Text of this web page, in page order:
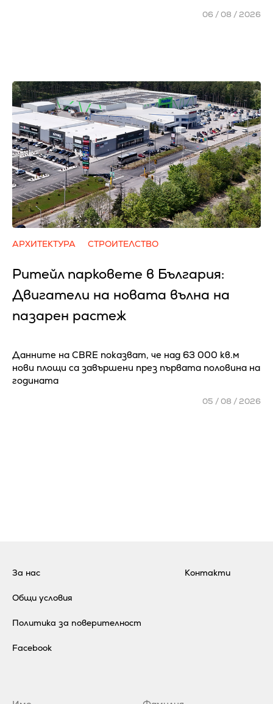
06 / 08 / 2026
АРХИТЕКТУРА СТРОИТЕЛСТВО
Ритейл парковете в България:
Двигатели на новата вълна на
пазарен растеж
Данните на CBRE показват, че над 63 000 кв.м
нови площи са завършени през първата половина на
годината
05 / 08 / 2026
За нас
Общи условия
Политика за поверителност
Контакти
Facebook